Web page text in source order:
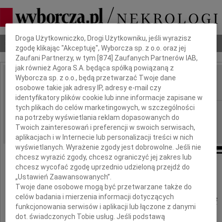
Nekrologi Odeszli Poradnik pogrzebowy
IMIĘ I NAZWISKO: Stanisława Lewczuk
REGION: Bydgoszcz
DATA EMISJI: 06.06.2018
Włodzimierzowi Lewczukowi
Dbamy o Twoją prywatność
Droga Użytkowniczko, Drogi Użytkowniku, jeśli wyrazisz
zgodę klikając "Akceptuję", Wyborcza sp. z o.o. oraz jej
Zaufani Partnerzy, w tym [874 ] Zaufanych Partnerów IAB,
jak również Agora S.A. będąca spółką powiązaną z
Wyborcza sp. z o.o., będą przetwarzać Twoje dane
osobowe takie jak adresy IP, adresy e-mail czy
identyfikatory plików cookie lub inne informacje zapisane w
tych plikach do celów marketingowych, w szczególności
na potrzeby wyświetlania reklam dopasowanych do
Twoich zainteresowań i preferencji w swoich serwisach,
aplikacjach i w Internecie lub personalizacji treści w nich
wyświetlanych. Wyrażenie zgody jest dobrowolne. Jeśli nie
chcesz wyrazić zgody, chcesz ograniczyć jej zakres lub
chcesz wycofać zgodę uprzednio udzieloną przejdź do
„Ustawień Zaawansowanych”.
Twoje dane osobowe mogą być przetwarzane także do
celów badania i mierzenia informacji dotyczących
funkcjonowania serwisów i aplikacji lub łączone z danymi
dot. świadczonych Tobie usług. Jeśli podstawą